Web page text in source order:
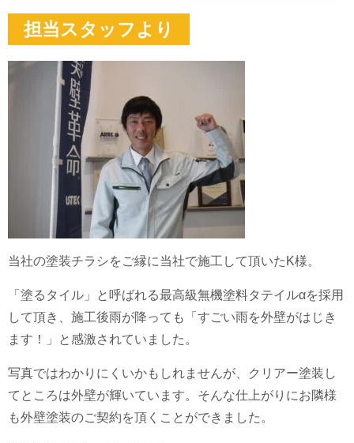
担当スタッフより
当社の塗装チラシをご縁に当社で施工して頂いたK様。
「塗るタイル」と呼ばれる最高級無機塗料タテイルαを採用
して頂き、施工後雨が降っても「すごい雨を外壁がはじき
ます！」と感激されていました。
写真ではわかりにくいかもしれませんが、クリアー塗装し
てところは外壁が輝いています。そんな仕上がりにお隣様
も外壁塗装のご契約を頂くことができました。